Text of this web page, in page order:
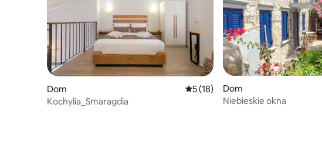
Dom Średnia ocena: 5 na 5, liczba
5 (18)
Kochylia_Smaragdia
Dom
Niebieskie okna